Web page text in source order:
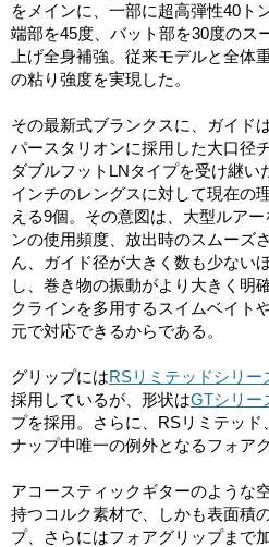
をメインに、一部に超高弾性40ト
端部を45度、バット部を30度のス
上げ全身補強。従来モデルと全体
の粘り強度を実現した。
その最新式ブランクスに、ガイド
パースタリオンに採用した大口径
ダブルフットLNタイプを受け継い
インチのレングスに対して現在の
える9個。その意図は、大型ルア
ンの使用頻度、放出時のスムーズ
ん、ガイド径が大きく数も少ない
し、巻き物の振動がより大きく明
クラインを多用するスイムベイト
元で対応できるからである。
グリップにはRSリミテッドシリー
採用しているが、形状はGTシリー
プを採用。さらに、RSリミテッ
ナップ中唯一の例外となるフォア
アコースティックギターのような
持つコルク素材で、しかも表面積
プ、さらにはフォアグリップまで